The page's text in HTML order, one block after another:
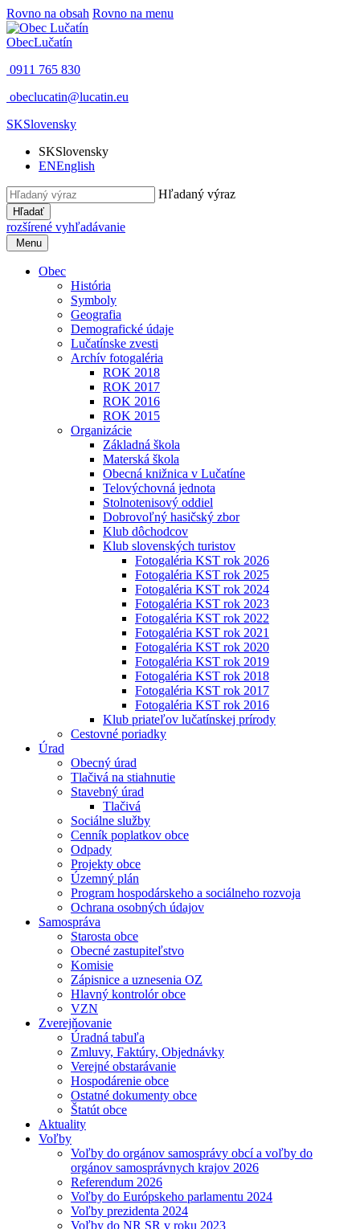
Rovno na obsah Rovno na menu
ObecLučatín
0911 765 830
obeclucatin@lucatin.eu
SKSlovensky
SKSlovensky
ENEnglish
Hľadaný výraz
Hľadať
rozšírené vyhľadávanie
Menu
Obec
História
Symboly
Geografia
Demografické údaje
Lučatínske zvesti
Archív fotogaléria
ROK 2018
ROK 2017
ROK 2016
ROK 2015
Organizácie
Základná škola
Materská škola
Obecná knižnica v Lučatíne
Telovýchovná jednota
Stolnotenisový oddiel
Dobrovoľný hasičský zbor
Klub dôchodcov
Klub slovenských turistov
Fotogaléria KST rok 2026
Fotogaléria KST rok 2025
Fotogaléria KST rok 2024
Fotogaléria KST rok 2023
Fotogaléria KST rok 2022
Fotogaléria KST rok 2021
Fotogaléria KST rok 2020
Fotogaléria KST rok 2019
Fotogaléria KST rok 2018
Fotogaléria KST rok 2017
Fotogaléria KST rok 2016
Klub priateľov lučatínskej prírody
Cestovné poriadky
Úrad
Obecný úrad
Tlačivá na stiahnutie
Stavebný úrad
Tlačivá
Sociálne služby
Cenník poplatkov obce
Odpady
Projekty obce
Územný plán
Program hospodárskeho a sociálneho rozvoja
Ochrana osobných údajov
Samospráva
Starosta obce
Obecné zastupiteľstvo
Komisie
Zápisnice a uznesenia OZ
Hlavný kontrolór obce
VZN
Zverejňovanie
Úradná tabuľa
Zmluvy, Faktúry, Objednávky
Verejné obstarávanie
Hospodárenie obce
Ostatné dokumenty obce
Štatút obce
Aktuality
Voľby
Voľby do orgánov samosprávy obcí a voľby do
orgánov samosprávnych krajov 2026
Referendum 2026
Voľby do Európskeho parlamentu 2024
Voľby prezidenta 2024
Voľby do NR SR v roku 2023